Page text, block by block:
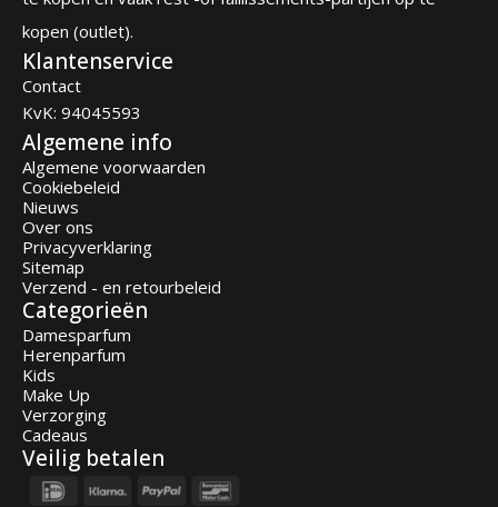
kopen (outlet).
Klantenservice
Contact
KvK: 94045593
Algemene info
Algemene voorwaarden
Cookiebeleid
Nieuws
Over ons
Privacyverklaring
Sitemap
Verzend - en retourbeleid
Categorieën
Damesparfum
Herenparfum
Kids
Make Up
Verzorging
Cadeaus
Veilig betalen